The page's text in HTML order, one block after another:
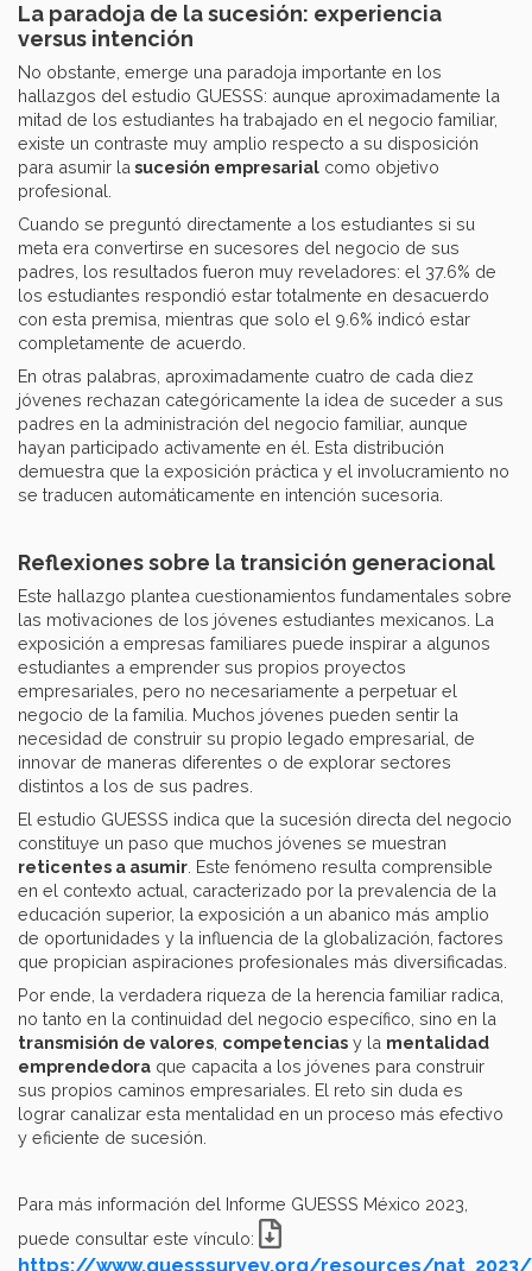
La paradoja de la sucesión: experiencia
versus intención
No obstante, emerge una paradoja importante en los
hallazgos del estudio GUESSS: aunque aproximadamente la
mitad de los estudiantes ha trabajado en el negocio familiar,
existe un contraste muy amplio respecto a su disposición
para asumir la sucesión empresarial como objetivo
profesional.
Cuando se preguntó directamente a los estudiantes si su
meta era convertirse en sucesores del negocio de sus
padres, los resultados fueron muy reveladores: el 37.6% de
los estudiantes respondió estar totalmente en desacuerdo
con esta premisa, mientras que solo el 9.6% indicó estar
completamente de acuerdo.
En otras palabras, aproximadamente cuatro de cada diez
jóvenes rechazan categóricamente la idea de suceder a sus
padres en la administración del negocio familiar, aunque
hayan participado activamente en él. Esta distribución
demuestra que la exposición práctica y el involucramiento no
se traducen automáticamente en intención sucesoria.
Reflexiones sobre la transición generacional
Este hallazgo plantea cuestionamientos fundamentales sobre
las motivaciones de los jóvenes estudiantes mexicanos. La
exposición a empresas familiares puede inspirar a algunos
estudiantes a emprender sus propios proyectos
empresariales, pero no necesariamente a perpetuar el
negocio de la familia. Muchos jóvenes pueden sentir la
necesidad de construir su propio legado empresarial, de
innovar de maneras diferentes o de explorar sectores
distintos a los de sus padres.
El estudio GUESSS indica que la sucesión directa del negocio
constituye un paso que muchos jóvenes se muestran
reticentes a asumir . Este fenómeno resulta comprensible
en el contexto actual, caracterizado por la prevalencia de la
educación superior, la exposición a un abanico más amplio
de oportunidades y la influencia de la globalización, factores
que propician aspiraciones profesionales más diversificadas.
Por ende, la verdadera riqueza de la herencia familiar radica,
no tanto en la continuidad del negocio específico, sino en la
transmisión de valores competencias y la mentalidad
emprendedora que capacita a los jóvenes para construir
sus propios caminos empresariales. El reto sin duda es
lograr canalizar esta mentalidad en un proceso más efectivo
y eficiente de sucesión.
Para más información del Informe GUESSS México 2023,
puede consultar este vínculo:
https://www.guesssurvey.org/resources/nat_2023/